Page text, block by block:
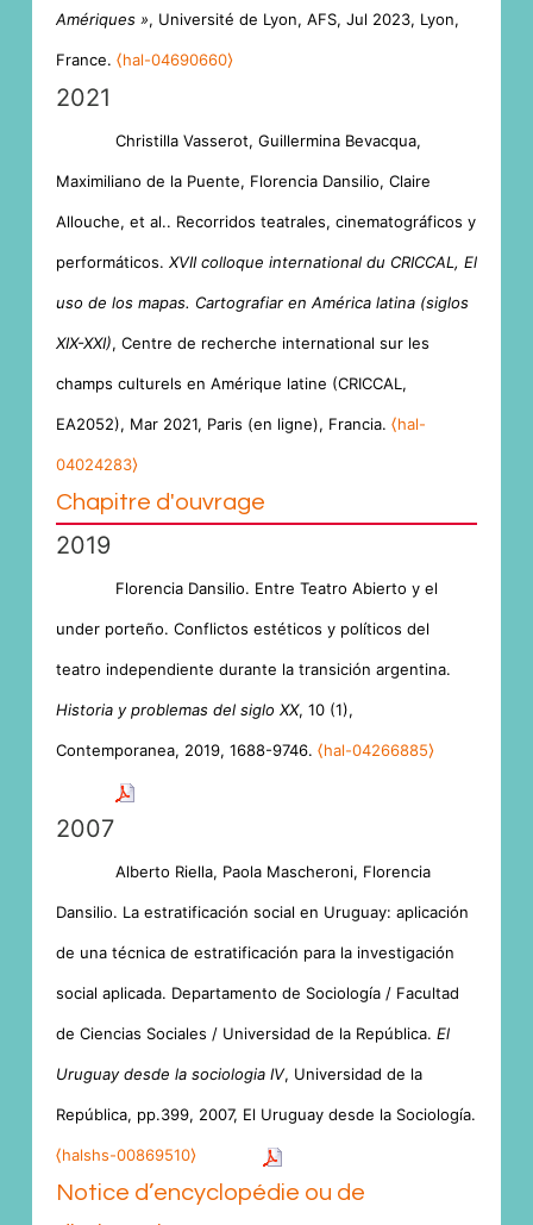
Amériques », Université de Lyon, AFS, Jul 2023, Lyon,
France. ⟨hal-04690660⟩
2021
Christilla Vasserot, Guillermina Bevacqua,
Maximiliano de la Puente, Florencia Dansilio, Claire
Allouche, et al.. Recorridos teatrales, cinematográficos y
performáticos. XVII colloque international du CRICCAL, El
uso de los mapas. Cartografiar en América latina (siglos
XIX-XXI), Centre de recherche international sur les
champs culturels en Amérique latine (CRICCAL,
EA2052), Mar 2021, Paris (en ligne), Francia. ⟨hal-
04024283⟩
Chapitre d'ouvrage
2019
Florencia Dansilio. Entre Teatro Abierto y el
under porteño. Conflictos estéticos y políticos del
teatro independiente durante la transición argentina.
Historia y problemas del siglo XX, 10 (1),
Contemporanea, 2019, 1688-9746. ⟨hal-04266885⟩
2007
Alberto Riella, Paola Mascheroni, Florencia
Dansilio. La estratificación social en Uruguay: aplicación
de una técnica de estratificación para la investigación
social aplicada. Departamento de Sociología / Facultad
de Ciencias Sociales / Universidad de la República. El
Uruguay desde la sociologia IV, Universidad de la
República, pp.399, 2007, El Uruguay desde la Sociología.
⟨halshs-00869510⟩
Notice d’encyclopédie ou de